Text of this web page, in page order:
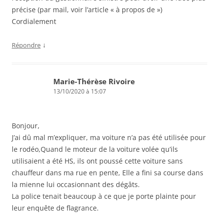
précise (par mail, voir l’article « à propos de »)
Cordialement
Répondre ↓
Marie-Thérèse Rivoire
13/10/2020 à 15:07
Bonjour,
J’ai dû mal m’expliquer, ma voiture n’a pas été utilisée pour
le rodéo,Quand le moteur de la voiture volée qu’ils
utilisaient a été HS, ils ont poussé cette voiture sans
chauffeur dans ma rue en pente, Elle a fini sa course dans
la mienne lui occasionnant des dégâts.
La police tenait beaucoup à ce que je porte plainte pour
leur enquête de flagrance.